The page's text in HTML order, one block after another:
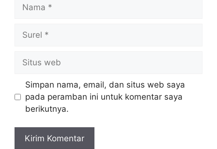
web
Simpan nama, email, dan situs web saya
pada peramban ini untuk komentar saya
berikutnya.